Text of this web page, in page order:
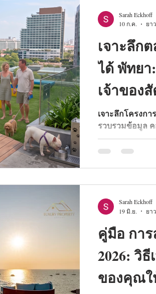
เจาะลึก
ได้ พัทย
เจ้าของ
เจาะลึกโครงก
รวบรวมข้อมูล
กฎนิติบุคคลแล้ว
เครือ เดอะ ริเวีย
Sarah Eckhoff
10 ก.ค.
ยา
คู่มือ กา
2026: วิ
ของคุณใ
Sarah Eckhoff
19 มิ.ย.
ยา